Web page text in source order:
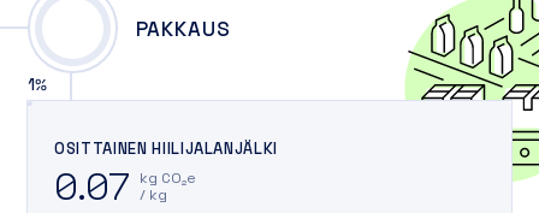
1%
PAKKAUS
OSITTAINEN HIILIJALANJÄLKI
0.07
kg CO₂e
/ kg